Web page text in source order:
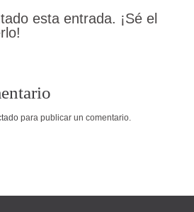
esta entrada. ¡Sé el
para publicar un comentario.